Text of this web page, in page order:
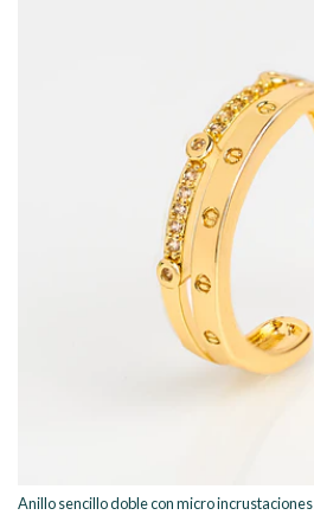
Anillo sencillo doble con micro